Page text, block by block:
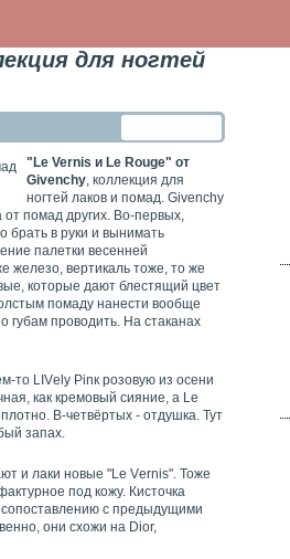
для ногтей
"Le Vernis и Le Rouge" от
Givenchy, коллекция для
ногтей лаков и помад. Givеnсhу
помад других. Во-первых,
в руки и вынимать
палетки весенней
вертикаль тоже, то же
которые дают блестящий цвет
помаду нанести вообще
губам проводить. На стаканах
то LIVеlу Рinк розовую из осени
как кремовый сияние, а Lе
В-четвёртых - отдушка. Тут
запах.
и лаки новые "Lе Vеrnis". Тоже
под кожу. Кисточка
сопоставлению с предыдущими
они схожи на Diоr,